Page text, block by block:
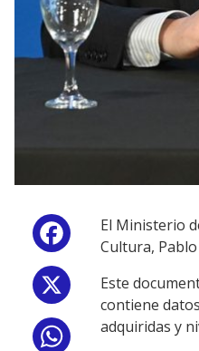
Facebook
WhatsApp
El Ministerio
Cultura,
Este
contiene
adquiridas y